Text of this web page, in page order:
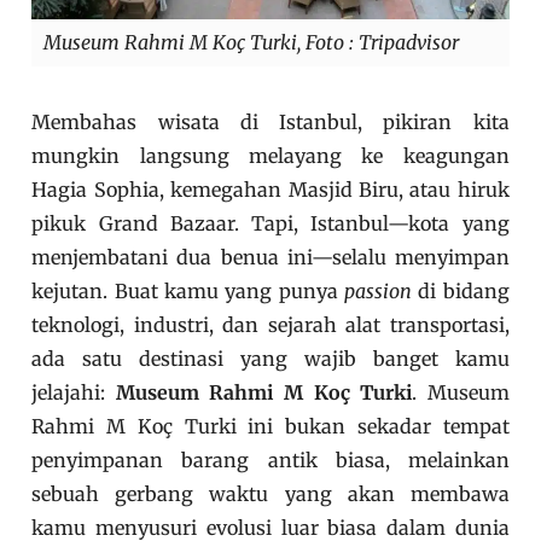
Museum Rahmi M Koç Turki, Foto : Tripadvisor
Membahas wisata di Istanbul, pikiran kita
mungkin langsung melayang ke keagungan
Hagia Sophia, kemegahan Masjid Biru, atau hiruk
pikuk Grand Bazaar. Tapi, Istanbul—kota yang
menjembatani dua benua ini—selalu menyimpan
kejutan. Buat kamu yang punyapassion di bidang
teknologi, industri, dan sejarah alat transportasi,
ada satu destinasi yang wajib banget kamu
jelajahi: Museum Rahmi M Koç Turki. Museum
Rahmi M Koç Turki ini bukan sekadar tempat
penyimpanan barang antik biasa, melainkan
sebuah gerbang waktu yang akan membawa
kamu menyusuri evolusi luar biasa dalam dunia